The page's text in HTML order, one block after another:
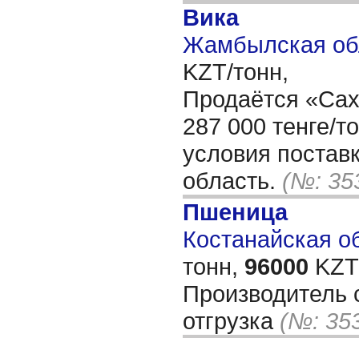
Вика
Жамбылская
KZT/тонн,
Продаётся
287 000 тенге/
условия
область. (№:
Пшеница
Костанайская
тонн, 96000
отгрузка (№: